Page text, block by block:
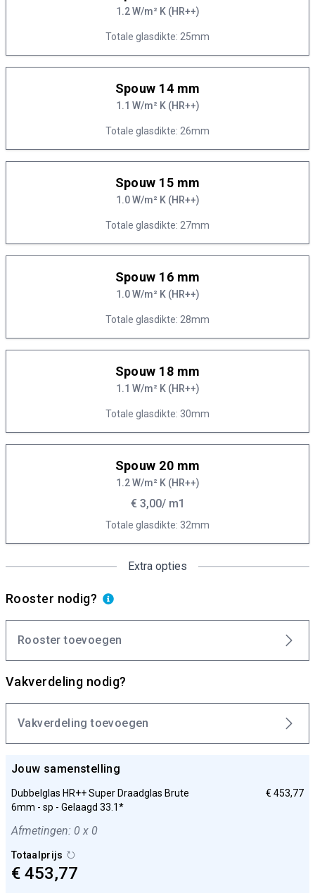
1.2 W/m² K (HR++)
Totale glasdikte: 25mm
Spouw 14 mm
1.1 W/m² K (HR++)
Totale glasdikte: 26mm
Spouw 15 mm
1.0 W/m² K (HR++)
Totale glasdikte: 27mm
Spouw 16 mm
1.0 W/m² K (HR++)
Totale glasdikte: 28mm
Spouw 18 mm
1.1 W/m² K (HR++)
Totale glasdikte: 30mm
Spouw 20 mm
1.2 W/m² K (HR++)
€ 3,00/ m1
Totale glasdikte: 32mm
Extra opties
Rooster nodig?
Rooster toevoegen
Vakverdeling nodig?
Vakverdeling toevoegen
Jouw samenstelling
Dubbelglas HR++ Super Draadglas Brute
6mm - sp - Gelaagd 33.1*
€ 453,77
Afmetingen: 0 x 0
Totaalprijs
€ 453,77